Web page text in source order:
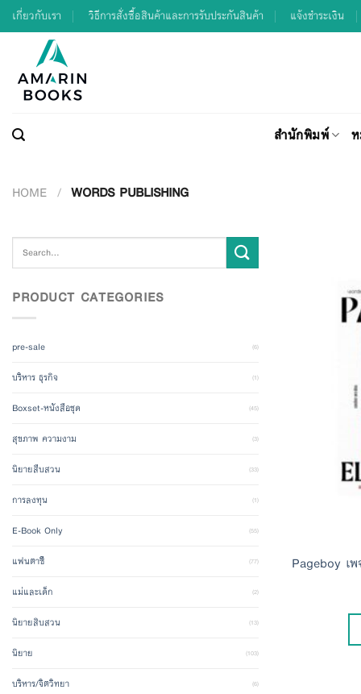
Skip
to
เกี่ยวกับเรา วิธีการสั่งซื้อสินค้าและการรับประกันสินค้า แจ้งชำระเงิน
สำนักพิมพ์
HOME / WORDS PUBLISHING
PRODUCT CATEGORIES
pre-sale (6)
บริหาร ธุรกิจ (1)
Boxset-หนังสือชุด (45)
สุขภาพ ความงาม (3)
นิยายสืบสวน (33)
การลงทุน (1)
E-Book Only (55)
แฟนตาซี (77)
แม่และเด็ก (2)
นิยายสิบสวน (13)
นิยาย (103)
บริหาร/จิตวิทยา (6)
Pageboy เ